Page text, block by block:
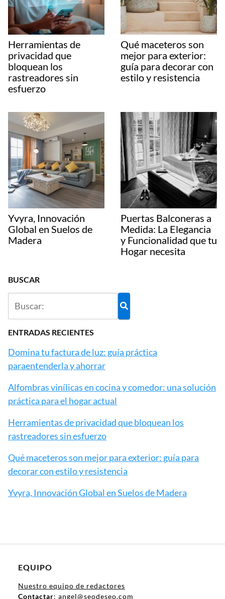
Herramientas de
privacidad que
bloquean los
rastreadores sin
esfuerzo
Qué maceteros son
mejor para exterior:
guía para decorar con
estilo y resistencia
Yvyra, Innovación
Global en Suelos de
Madera
Puertas Balconeras a
Medida: La Elegancia
y Funcionalidad que tu
Hogar necesita
BUSCAR
ENTRADAS RECIENTES
Domina tu factura de luz: guía práctica
paraentenderla y ahorrar
Alfombras vinílicas en cocina y comedor: una solución
práctica para el hogar actual
Herramientas de privacidad que bloquean los
rastreadores sin esfuerzo
Qué maceteros son mejor para exterior: guía para
decorar con estilo y resistencia
Yvyra, Innovación Global en Suelos de Madera
EQUIPO
Nuestro equipo de redactores
Contactar: angel@seodeseo.com